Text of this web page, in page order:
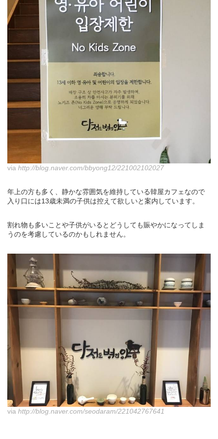
via http://blog.naver.com/bbyong12/221002102027
年上の方も多く、静かな雰囲気を維持している韓屋カフェなので
入り口には13歳未満の子供は控えて欲しいと案内しています。
割れ物も多いことや子供がいるとどうしても賑やかになってしま
うのを考慮しているのかもしれません。
via http://blog.naver.com/seodaram/221042767641